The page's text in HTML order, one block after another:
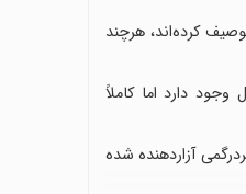
کرده‌اند، هرچند
دارد اما کاملاً
آزاردهنده شده